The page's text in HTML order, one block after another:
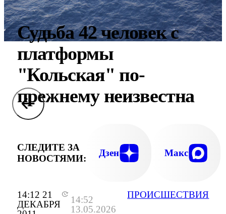
14:12 21
ДЕКАБРЯ
14:52
13.05.2026
ПРОИСШЕСТВИЯ
Судьба 42 человек с
платформы
"Кольская" по-
прежнему неизвестна
СЛЕДИТЕ ЗА
НОВОСТЯМИ:
Дзен Макс